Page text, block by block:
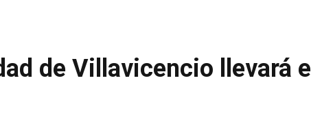
de Villavicencio llevará el